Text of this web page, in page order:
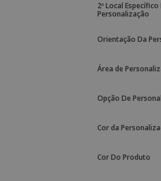
2º Local Específico
Personalização
Orientação Da
Área de
Opção De
Cor da
Cor Do Produto